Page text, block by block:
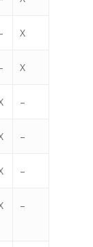
X
X
–
–
–
–